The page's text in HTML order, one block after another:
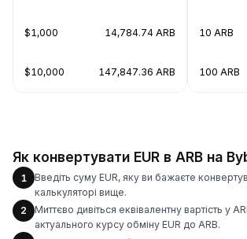
$1,000 14,784.74 ARB
$10,000 147,847.36 ARB
10 ARB
100 ARB
Як конвертувати EUR в ARB на
1
Введіть суму EUR, яку ви бажаєте
калькуляторі вище.
2
Миттєво дивіться еквівалентну вартість у
актуального курсу обміну EUR до ARB.